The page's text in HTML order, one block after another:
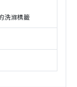
洗滌標籤